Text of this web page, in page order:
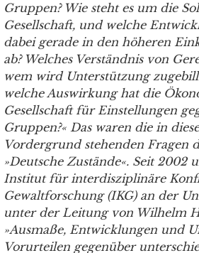
Gruppen? Wie steht es um die
Gesellschaft, und welche
dabei gerade in den höheren
ab? Welches Verständnis von
wem wird Unterstützung
welche Auswirkung hat die
Gesellschaft für Einstellungen
Gruppen?« Das waren die in
Vordergrund stehenden Fragen
»Deutsche Zustände«. Seit 2002
Institut für interdisziplinäre
Gewaltforschung (IKG) an der
unter der Leitung von Wilhelm
»Ausmaße, Entwicklungen und
Vorurteilen gegenüber